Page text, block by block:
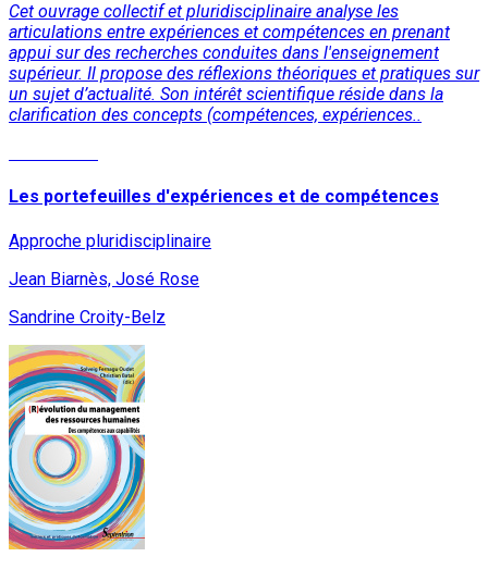
Cet ouvrage collectif et pluridisciplinaire analyse les
articulations entre expériences et compétences en prenant
appui sur des recherches conduites dans l'enseignement
supérieur. Il propose des réflexions théoriques et pratiques sur
un sujet d’actualité. Son intérêt scientifique réside dans la
clarification des concepts (compétences, expériences..
Les portefeuilles d'expériences et de compétences
Approche pluridisciplinaire
Jean Biarnès, José Rose
Sandrine Croity-Belz